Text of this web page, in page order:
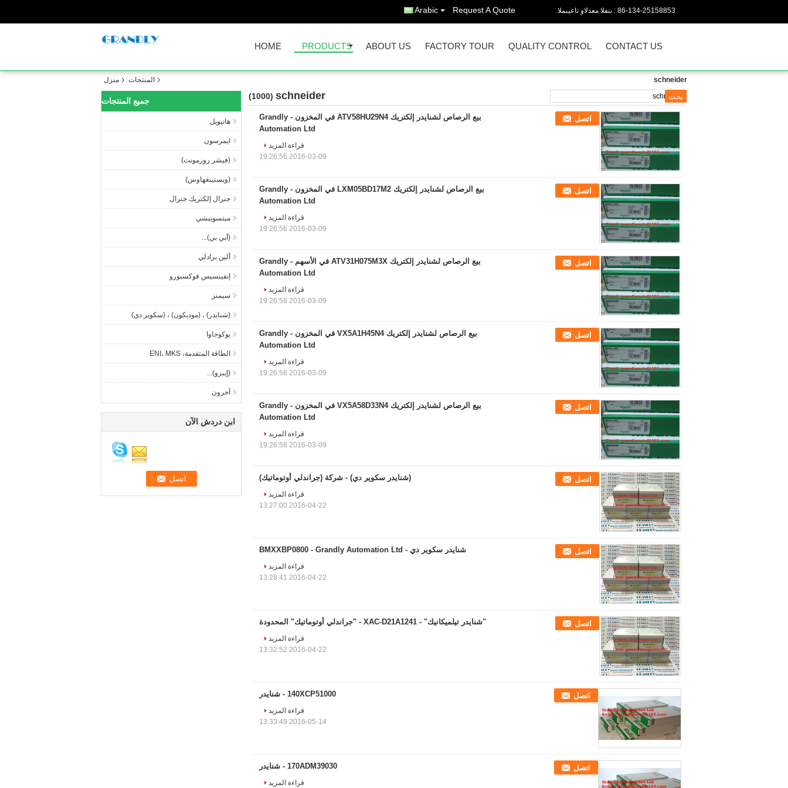
المبيعات والدعم الفنى : 86-134-25158853
Request A Quote
Arabic
HOME PRODUCTS ABOUT US FACTORY TOUR QUALITY CONTROL CONTACT US
منزل المنتجات schneider
جميع المنتجات
هانيويل
ايمرسون
(فيشر روزمونت)
(ويستينغهاوس)
جنرال إلكتريك جنرال
ميتسوبيشي
(أبي بي)...
ألين برادلي
إنفينسيس فوكسبورو
سيمنز
(شنايدر) ، (موديكون) ، (سكوير دي)
يوكوجاوا
الطاقة المتقدمة، ENI، MKS
(إيبرو)...
آحرون
ابن دردش الآن
schneider
(1000)
بيع الرصاص لشنايدر إلكتريك ATV58HU29N4 في المخزون - Grandly
Automation Ltd
اتصل
قراءة المزيد
2016-03-09 19:26:56
بيع الرصاص لشنايدر إلكتريك LXM05BD17M2 في المخزون - Grandly
Automation Ltd
اتصل
قراءة المزيد
2016-03-09 19:26:56
بيع الرصاص لشنايدر إلكتريك ATV31H075M3X في الأسهم - Grandly
Automation Ltd
اتصل
قراءة المزيد
2016-03-09 19:26:56
بيع الرصاص لشنايدر إلكتريك VX5A1H45N4 في المخزون - Grandly
Automation Ltd
اتصل
قراءة المزيد
2016-03-09 19:26:56
بيع الرصاص لشنايدر إلكتريك VX5A58D33N4 في المخزون - Grandly
Automation Ltd
اتصل
قراءة المزيد
2016-03-09 19:26:56
(شنايدر سكوير دي) - شركة (جراندلي أوتوماتيك) اتصل
قراءة المزيد
2016-04-22 13:27:00
شنايدر سكوير دي - BMXXBP0800 - Grandly Automation Ltd اتصل
قراءة المزيد
2016-04-22 13:28:41
"شنايدر تيلميكانيك" - XAC-D21A1241 - "جراندلي أوتوماتيك" المحدودة اتصل
قراءة المزيد
2016-04-22 13:32:52
140XCP51000 - شنايدر اتصل
قراءة المزيد
2016-05-14 13:33:49
170ADM39030 - شنايدر اتصل
قراءة المزيد